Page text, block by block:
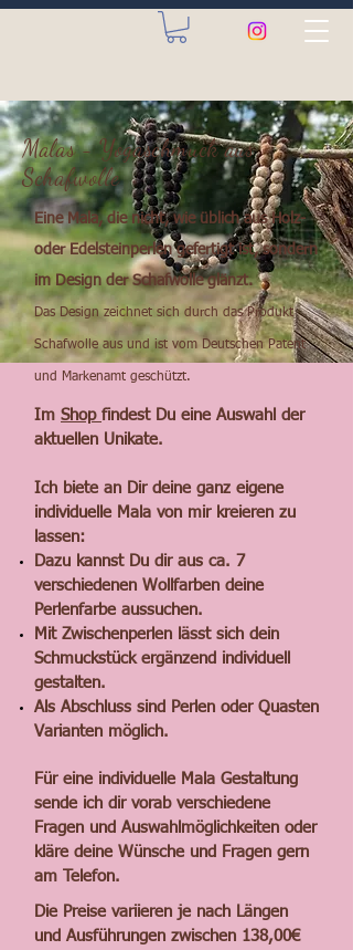
Malas - Yogaschmuck aus
Schafwolle
Eine Mala, die nicht, wie üblich aus Holz-
oder Edelsteinperlen gefertigt ist, sondern
im Design der Schafwolle glänzt.
Das Design zeichnet sich durch das Produkt
Schafwolle aus und ist vom Deutschen Patent
und Markenamt geschützt.
Im Shop findest Du eine Auswahl der
aktuellen Unikate.
Ich biete an Dir deine ganz eigene
individuelle Mala von mir kreieren zu
lassen:
Dazu kannst Du dir aus ca. 7
verschiedenen Wollfarben deine
Perlenfarbe aussuchen.
Mit Zwischenperlen lässt sich dein
Schmuckstück ergänzend individuell
gestalten.
Als Abschluss sind Perlen oder Quasten
Varianten möglich.
Für eine individuelle Mala Gestaltung
sende ich dir vorab verschiedene
Fragen und Auswahlmöglichkeiten oder
kläre deine Wünsche und Fragen gern
am Telefon.
Die Preise variieren je nach Längen
und Ausführungen zwischen 138,00€